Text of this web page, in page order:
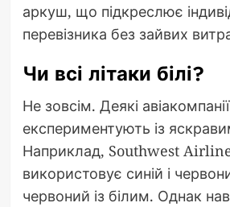
аркуш, що підкреслює
перевізника без зайвих
Чи всі літаки білі?
Не зовсім. Деякі авіакомпанії
експериментують із
Наприклад, Southwest
використовує синій і
червоний із білим. Однак